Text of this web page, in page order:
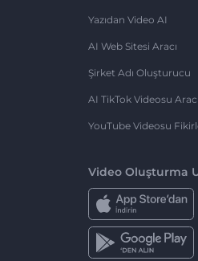
Yazıdan Video AI
AI Web Sitesi Aracı
Şirket Adı Oluşturucu
AI TikTok Videosu Aracı
YouTube Videosu
Video Oluşturma